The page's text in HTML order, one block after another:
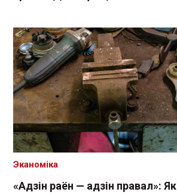
«Адзін раён — адзін правал»:
Эканоміка